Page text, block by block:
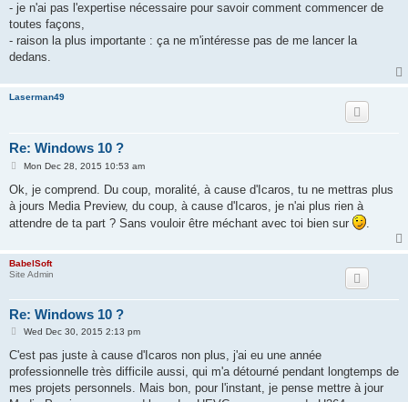
- je n'ai pas l'expertise nécessaire pour savoir comment commencer de
toutes façons,
- raison la plus importante : ça ne m'intéresse pas de me lancer la
dedans.
Laserman49
Re: Windows 10 ?
P
s
Mon Dec 28, 2015 10:53 am
Ok, je comprend. Du coup, moralité, à cause d'Icaros, tu ne mettras plus
à jours Media Preview, du coup, à cause d'Icaros, je n'ai plus rien à
attendre de ta part ? Sans vouloir être méchant avec toi bien sur
BabelSoft
Site Admin
Re: Windows 10 ?
P
s
Wed Dec 30, 2015 2:13 pm
C'est pas juste à cause d'Icaros non plus, j'ai eu une année
professionnelle très difficile aussi, qui m'a détourné pendant longtemps de
mes projets personnels. Mais bon, pour l'instant, je pense mettre à jour